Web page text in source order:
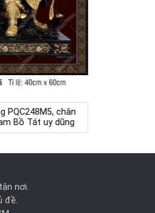
PQC248M5, chân
Bồ Tát uy dũng
nơi.
đề.